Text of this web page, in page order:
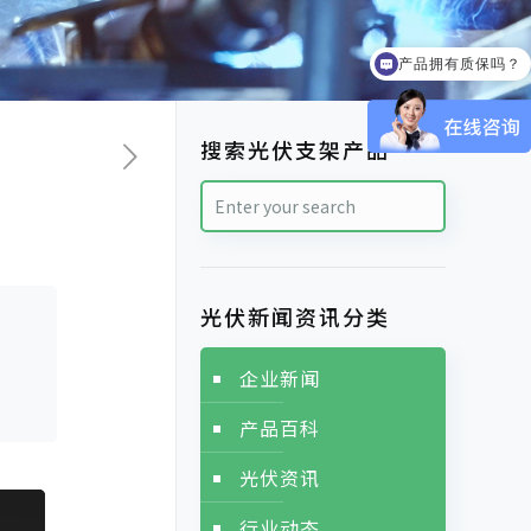
搜索光伏支架产品
光伏新闻资讯分类
企业新闻
产品百科
光伏资讯
产品拥有质保吗？
交货期需要多久？